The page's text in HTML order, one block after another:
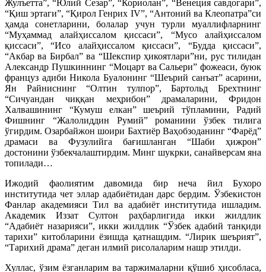
Жулъетта”, “Юлий Сезар”, “Кориолан”, “Венеция савдогари”,
“Қиш эртаги”, “Қирол Генрих IV”, “Антоний ва Клеопатра”си
ҳамда сонетларини, болалар учун турли муаллифларнинг
“Муҳаммад алайҳиссалом қиссаси”, “Мусо алайҳиссалом
қиссаси”, “Исо алайҳиссалом қиссаси”, “Будда қиссаси”,
“Акбар ва Бирбал” ва “Шекспир ҳикоятлари”ни, рус тилидан
Александр Пушкиннинг “Моцарт ва Сальери” фожеаси, буюк
француз адиби Никола Буалонинг “Шеърий санъат” асарини,
Ян Райниснинг “Олтин тулпор”, Бартольд Брехтнинг
“Сичуандан чиққан меҳрибон” драмаларини, Фридон
Халвашининг “Кумуш елкан” шеърий тўпламини, Радий
Фишнинг “Жалолиддин Румий” романини ўзбек тилига
ўгирдим. Озарбайжон шоири Бахтиёр Ваҳобзоданинг “Фарёд”
драмаси ва Фузулийга бағишланган “Шаби ҳижрон”
достонини ўзбекчалаштирдим. Минг шукрки, санайверсам яна
топилади…
Ижодий фаолиятим давомида бир неча йил Бухоро
институтида чет эллар адабиётидан дарс бердим. Ўзбекистон
Фанлар академияси Тил ва адабиёт институтида ишладим.
Академик Иззат Султон раҳбарлигида икки жилдлик
“Адабиёт назарияси”, икки жилдлик “Ўзбек адабий танқиди
тарихи” китобларини ёзишда қатнашдим. “Лирик шеърият”,
“Тарихий драма” деган илмий рисолаларим нашр этилди.
Хуллас, ўзим ёзганларим ва таржималарни қўшиб ҳисобласа,